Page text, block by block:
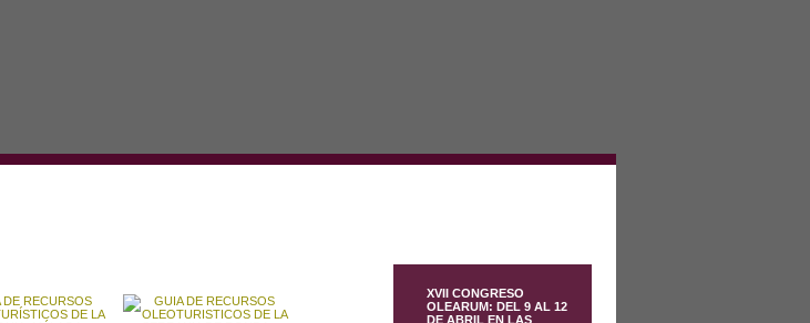
XVII CONGRESO
OLEARUM: DEL 9 AL 12
DE ABRIL EN LAS